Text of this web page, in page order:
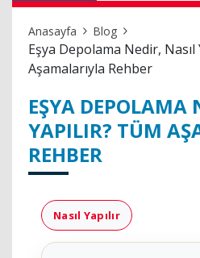
Anasayfa Blog
Eşya Depolama Nedir, Nasıl
Aşamalarıyla Rehber
EŞYA DEPOLAMA
YAPILIR? TÜM
REHBER
Nasıl Yapılır